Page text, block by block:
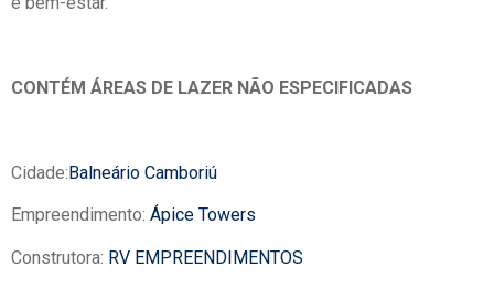
CONTÉM ÁREAS DE LAZER NÃO ESPECIFICADAS
Cidade:Balneário Camboriú
Empreendimento: Ápice Towers
Construtora: RV EMPREENDIMENTOS